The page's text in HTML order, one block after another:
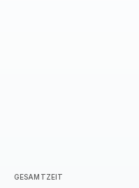
GESAMTZEIT